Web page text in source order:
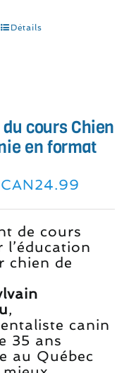
Détails
cours Chien
en format
:
24.99
actuel
est :
$
de cours
l’éducation
chien de
,
canin
35 ans
au Québec